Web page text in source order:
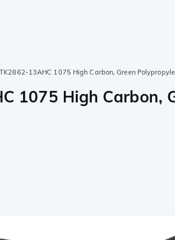
13AHC 1075 High Carbon, Green
1075 High Carbon,